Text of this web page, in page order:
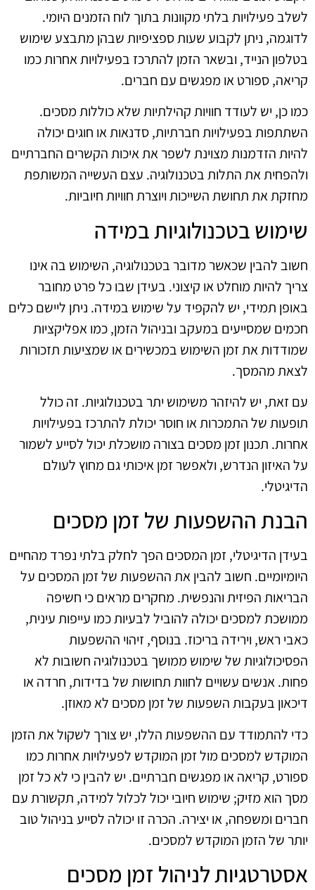
לשלב פעילויות בלתי מקוונות בתוך לוח הזמנים היומי.
לדוגמה, ניתן לקבוע שעות ספציפיות שבהן מתבצע שימוש
בטלפון הנייד, ובשאר הזמן להתרכז בפעילויות אחרות כמו
קריאה, ספורט או מפגשים עם חברים.
כמו כן, יש לעודד חוויות קהילתיות שלא כוללות מסכים.
השתתפות בפעילויות חברתיות, סדנאות או חוגים יכולה
להיות הזדמנות מצוינת לשפר את איכות הקשרים החברתיים
ולהפחית את התלות בטכנולוגיה. עצם העשייה המשותפת
מחזקת את תחושת השייכות ויוצרת חוויות חיוביות.
שימוש בטכנולוגיות במידה
חשוב להבין שכאשר מדובר בטכנולוגיה, השימוש בה אינו
צריך להיות מוחלט או קיצוני. בעידן שבו כל פרט מחובר
באופן תמידי, יש להקפיד על שימוש במידה. ניתן ליישם כלים
חכמים שמסייעים במעקב ובניהול הזמן, כמו אפליקציות
שמודדות את זמן השימוש במכשירים או שמציעות תזכורות
לצאת מהמסך.
עם זאת, יש להיזהר משימוש יתר בטכנולוגיות. זה כולל
תופעות של התמכרות או חוסר יכולת להתרכז בפעילויות
אחרות. תכנון זמן מסכים בצורה מושכלת יכול לסייע לשמור
על האיזון הנדרש, ולאפשר זמן איכותי גם מחוץ לעולם
הדיגיטלי.
הבנת ההשפעות של זמן מסכים
בעידן הדיגיטלי, זמן המסכים הפך לחלק בלתי נפרד מהחיים
היומיומיים. חשוב להבין את ההשפעות של זמן המסכים על
הבריאות הפיזית והנפשית. מחקרים מראים כי חשיפה
ממושכת למסכים יכולה להוביל לבעיות כמו עייפות עינית,
כאבי ראש, וירידה בריכוז. בנוסף, זיהוי ההשפעות
הפסיכולוגיות של שימוש ממושך בטכנולוגיה חשובות לא
פחות. אנשים עשויים לחוות תחושות של בדידות, חרדה או
דיכאון בעקבות השפעות של זמן מסכים לא מאוזן.
כדי להתמודד עם ההשפעות הללו, יש צורך לשקול את הזמן
המוקדש למסכים מול זמן המוקדש לפעילויות אחרות כמו
ספורט, קריאה או מפגשים חברתיים. יש להבין כי לא כל זמן
מסך הוא מזיק; שימוש חיובי יכול לכלול למידה, תקשורת עם
חברים ומשפחה, או יצירה. הכרה זו יכולה לסייע בניהול טוב
יותר של הזמן המוקדש למסכים.
אסטרטגיות לניהול זמן מסכים